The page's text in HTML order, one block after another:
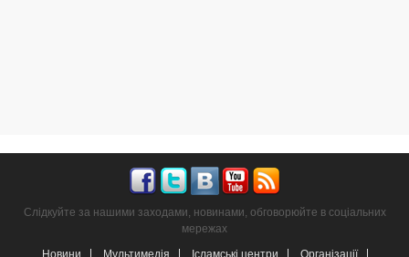
Слідкуйте за нашими заходами, новинами, обговорюйте в соціальних
мережах
Новини
Мультимедія Ісламські центри Організації